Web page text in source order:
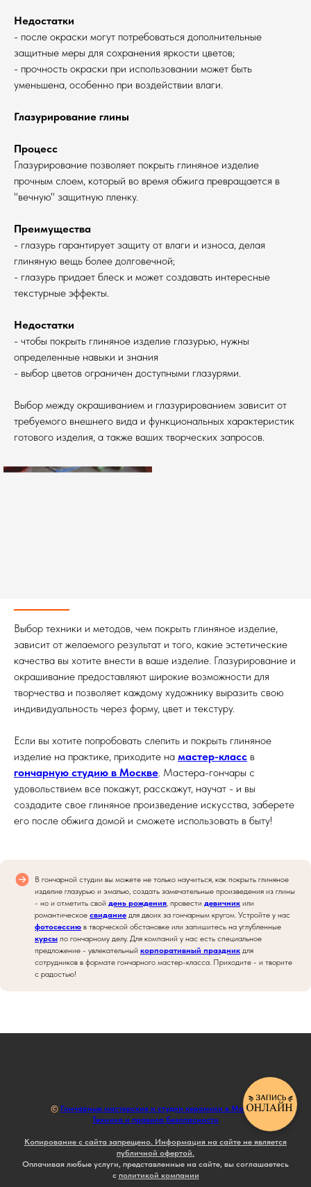
Недостатки
- после окраски могут потребоваться дополнительные
защитные меры для сохранения яркости цветов;
- прочность окраски при использовании может быть
уменьшена, особенно при воздействии влаги.
Глазурирование глины
Процесс
Глазурирование позволяет покрыть глиняное изделие
прочным слоем, который во время обжига превращается в
"вечную" защитную пленку.
Преимущества
- глазурь гарантирует защиту от влаги и износа, делая
глиняную вещь более долговечной;
- глазурь придает блеск и может создавать интересные
текстурные эффекты.
Недостатки
- чтобы покрыть глиняное изделие глазурью, нужны
определенные навыки и знания
- выбор цветов ограничен доступными глазурями.
Выбор между окрашиванием и глазурированием зависит от
требуемого внешнего вида и функциональных характеристик
готового изделия, а также ваших творческих запросов.
Выбор техники и методов, чем покрыть глиняное изделие,
зависит от желаемого результат и того, какие эстетические
качества вы хотите внести в ваше изделие. Глазурирование и
окрашивание предоставляют широкие возможности для
творчества и позволяет каждому художнику выразить свою
индивидуальность через форму, цвет и текстуру.
Если вы хотите попробовать слепить и покрыть глиняное
изделие на практике, приходите на мастер-класс в
гончарную студию в Москве. Мастера-гончары с
удовольствием все покажут, расскажут, научат - и вы
создадите свое глиняное произведение искусства, заберете
его после обжига домой и сможете использовать в быту!
В гончарной студии вы можете не только научиться, как покрыть глиняное
изделие глазурью и эмалью, создать замечательные произведения из глины
- но и отметить свой день рождения, провести девичник или
романтическое свидание для двоих за гончарным кругом. Устройте у нас
фотосессию в творческой обстановке или запишитесь на углубленные
курсы по гончарному делу. Для компаний у нас есть специальное
предложение - увлекательный корпоративный праздник для
сотрудников в формате гончарного мастер-класса. Приходите - и творите
с радостью!
© Гончарные мастерские и студии керамики в Москве
Техника и правила безопасности
Копирование с сайта запрещено. Информация на сайте не является
публичной офертой.
Оплачивая любые услуги, представленные на сайте, вы соглашаетесь
с политикой компании